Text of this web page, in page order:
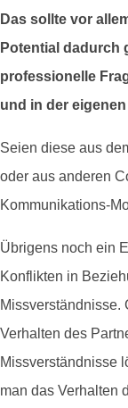
Das sollte vor
Potential dadurch
professionelle
und in der
Seien diese aus
oder aus anderen
Kommunikations-
Übrigens noch ein
Konflikten in
Missverständnisse.
Verhalten des
Missverständnisse
man das Verhalten